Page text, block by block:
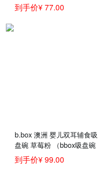
童分隔餐具
到手价¥ 77.00
b.box 澳洲 婴儿双耳辅食吸
盘碗 草莓粉 （bbox吸盘碗
宝宝餐具套装 带硅胶勺）
到手价¥ 99.00